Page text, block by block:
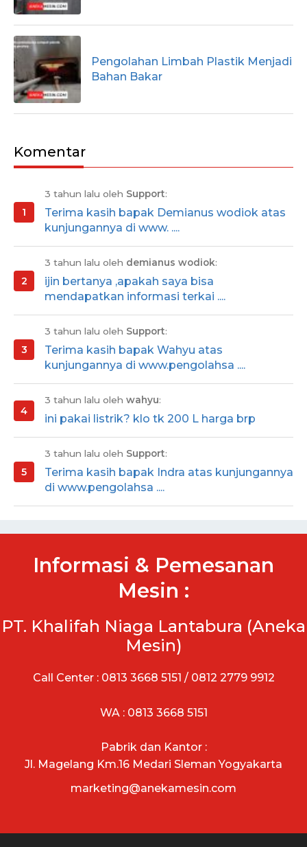
Pengolahan Limbah Plastik Menjadi
Bahan Bakar
Komentar
3 tahun lalu oleh Support:
Terima kasih bapak Demianus wodiok atas
kunjungannya di www. ....
3 tahun lalu oleh demianus wodiok:
ijin bertanya ,apakah saya bisa
mendapatkan informasi terkai ....
3 tahun lalu oleh Support:
Terima kasih bapak Wahyu atas
kunjungannya di www.pengolahsa ....
3 tahun lalu oleh wahyu:
ini pakai listrik? klo tk 200 L harga brp
3 tahun lalu oleh Support:
Terima kasih bapak Indra atas kunjungannya
di www.pengolahsa ....
Informasi & Pemesanan
Mesin :
PT. Khalifah Niaga Lantabura (Aneka
Mesin)
Call Center : 0813 3668 5151 / 0812 2779 9912
WA : 0813 3668 5151
Pabrik dan Kantor :
Jl. Magelang Km.16 Medari Sleman Yogyakarta
marketing@anekamesin.com